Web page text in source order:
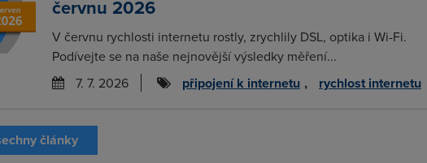
červnu 2026
V červnu rychlosti internetu rostly, zrychlily DSL, optika i Wi-Fi.
Podívejte se na naše nejnovější výsledky měření...
7. 7. 2026
připojení k internetu , rychlost internetu
články